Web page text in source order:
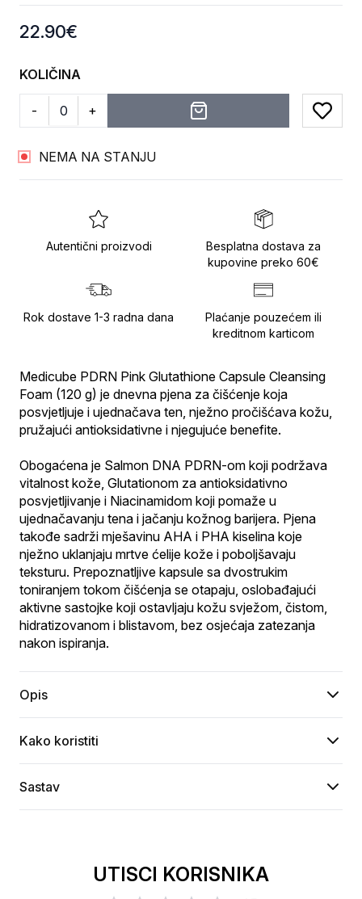
Product information
22.90€
KOLIČINA
- +
Add
NEMA NA STANJU
Autentični proizvodi
Besplatna dostava za
kupovine preko 60€
Rok dostave 1-3 radna dana
Plaćanje pouzećem ili
kreditnom karticom
Medicube PDRN Pink Glutathione Capsule Cleansing
Foam (120 g) je dnevna pjena za čišćenje koja
posvjetljuje i ujednačava ten, nježno pročišćava kožu,
pružajući antioksidativne i njegujuće benefite.
Obogaćena je Salmon DNA PDRN-om koji podržava
vitalnost kože, Glutationom za antioksidativno
posvjetljivanje i Niacinamidom koji pomaže u
ujednačavanju tena i jačanju kožnog barijera. Pjena
takođe sadrži mješavinu AHA i PHA kiselina koje
nježno uklanjaju mrtve ćelije kože i poboljšavaju
teksturu. Prepoznatljive kapsule sa dvostrukim
toniranjem tokom čišćenja se otapaju, oslobađajući
aktivne sastojke koji ostavljaju kožu svježom, čistom,
hidratizovanom i blistavom, bez osjećaja zatezanja
nakon ispiranja.
Opis
Kako koristiti
Sastav
UTISCI KORISNIKA